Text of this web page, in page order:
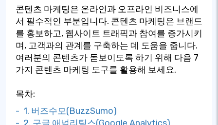
콘텐츠 마케팅은 온라인과 오프라인 비즈니스에
서 필수적인 부분입니다. 콘텐츠 마케팅은 브랜드
를 홍보하고, 웹사이트 트래픽과 참여를 증가시키
며, 고객과의 관계를 구축하는 데 도움을 줍니다.
여러분의 콘텐츠가 돋보이도록 하기 위해 다음 7
가지 콘텐츠 마케팅 도구를 활용해 보세요.
목차:
- 1. 버즈수모(BuzzSumo)